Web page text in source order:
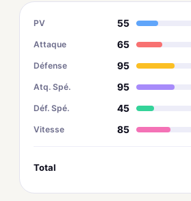
PV 55
Attaque 65
Défense 95
Atq. Spé. 95
Déf. Spé. 45
Vitesse 85
Total